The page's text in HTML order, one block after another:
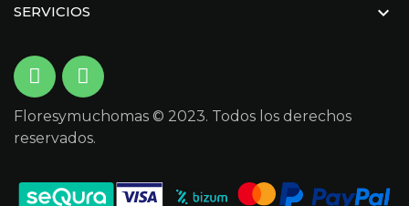
SERVICIOS 
Floresymuchomas © 2023. Todos los derechos
reservados.